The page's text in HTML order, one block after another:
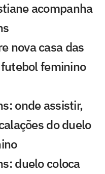
acompanha
nova casa das
feminino
onde assistir,
do duelo
duelo coloca